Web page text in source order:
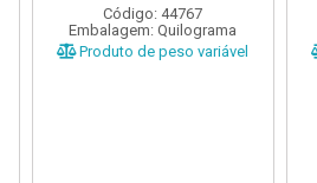
Código: 44767
Embalagem: Quilograma
Produto de peso variável